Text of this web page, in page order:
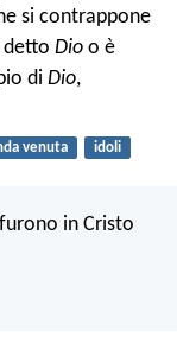
si contrappone
detto Dio o è
di Dio,
venuta idoli
in Cristo